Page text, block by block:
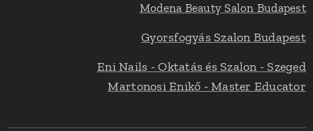
Modena Beauty Salon Budapest
Gyorsfogyás Szalon Budapest
Eni Nails - Oktatás és Szalon - Szeged
Martonosi Enikő - Master Educator